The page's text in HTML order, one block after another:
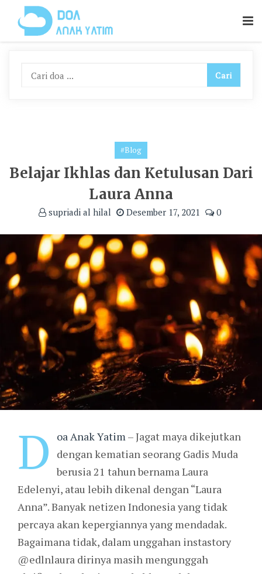
Content
#Blog
Belajar Ikhlas dan Ketulusan Dari
Laura Anna
supriadi al hilal Desember 17, 2021 0
D oa Anak Yatim– Jagat maya dikejutkan
dengan kematian seorang Gadis Muda
berusia 21 tahun bernama Laura
Edelenyi, atau lebih dikenal dengan “Laura
Anna”. Banyak netizen Indonesia yang tidak
percaya akan kepergiannya yang mendadak.
Bagaimana tidak, dalam unggahan instastory
@edlnlaura dirinya masih mengunggah